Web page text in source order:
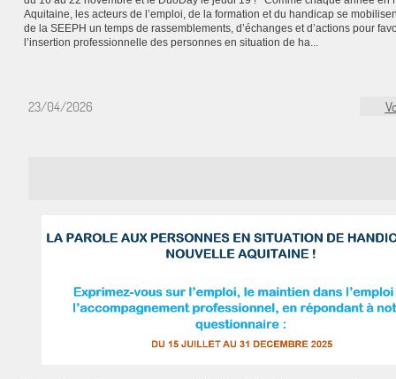
Aquitaine, les acteurs de l’emploi, de la formation et du handicap se
de la SEEPH un temps de rassemblements, d’échanges et d’actions pour
l’insertion professionnelle des personnes en situation de ha...
23/04/2026